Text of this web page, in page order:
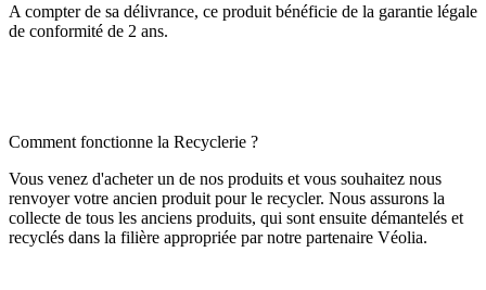
A compter de sa délivrance, ce produit bénéficie de la garantie légale
de conformité de 2 ans.
Comment fonctionne la Recyclerie ?
Vous venez d'acheter un de nos produits et vous souhaitez nous
renvoyer votre ancien produit pour le recycler. Nous assurons la
collecte de tous les anciens produits, qui sont ensuite démantelés et
recyclés dans la filière appropriée par notre partenaire Véolia.